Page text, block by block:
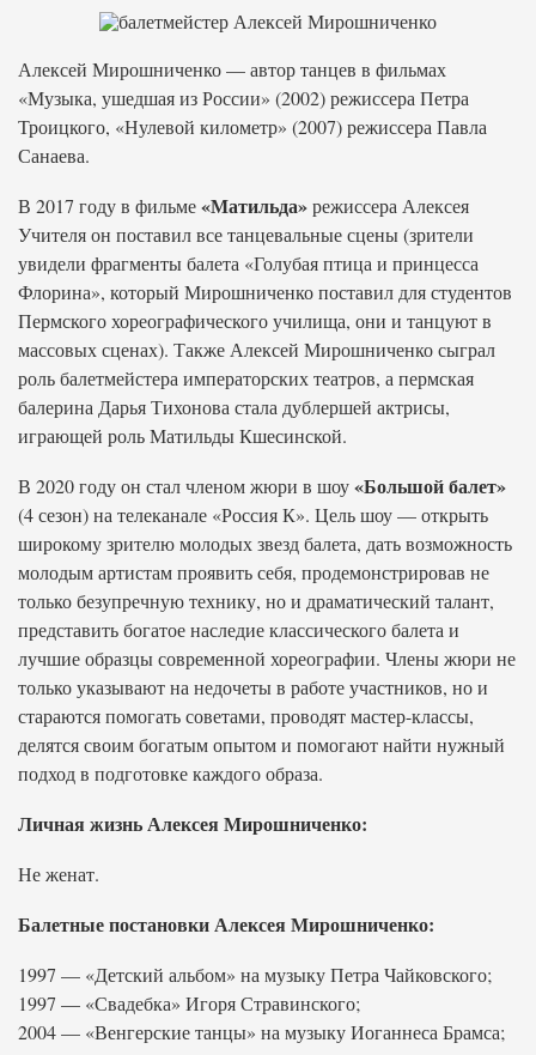
Алексей Мирошниченко — автор танцев в фильмах
«Музыка, ушедшая из России» (2002) режиссера Петра
Троицкого, «Нулевой километр» (2007) режиссера Павла
Санаева.
В 2017 году в фильме«Матильда»режиссера Алексея
Учителя он поставил все танцевальные сцены (зрители
увидели фрагменты балета «Голубая птица и принцесса
Флорина», который Мирошниченко поставил для студентов
Пермского хореографического училища, они и танцуют в
массовых сценах). Также Алексей Мирошниченко сыграл
роль балетмейстера императорских театров, а пермская
балерина Дарья Тихонова стала дублершей актрисы,
играющей роль Матильды Кшесинской.
В 2020 году он стал членом жюри в шоу«Большой балет»
(4 сезон) на телеканале «Россия К». Цель шоу — открыть
широкому зрителю молодых звезд балета, дать возможность
молодым артистам проявить себя, продемонстрировав не
только безупречную технику, но и драматический талант,
представить богатое наследие классического балета и
лучшие образцы современной хореографии. Члены жюри не
только указывают на недочеты в работе участников, но и
стараются помогать советами, проводят мастер-классы,
делятся своим богатым опытом и помогают найти нужный
подход в подготовке каждого образа.
Личная жизнь Алексея Мирошниченко:
Не женат.
Балетные постановки Алексея Мирошниченко:
1997 — «Детский альбом» на музыку Петра Чайковского;
1997 — «Свадебка» Игоря Стравинского;
2004 — «Венгерские танцы» на музыку Иоганнеса Брамса;